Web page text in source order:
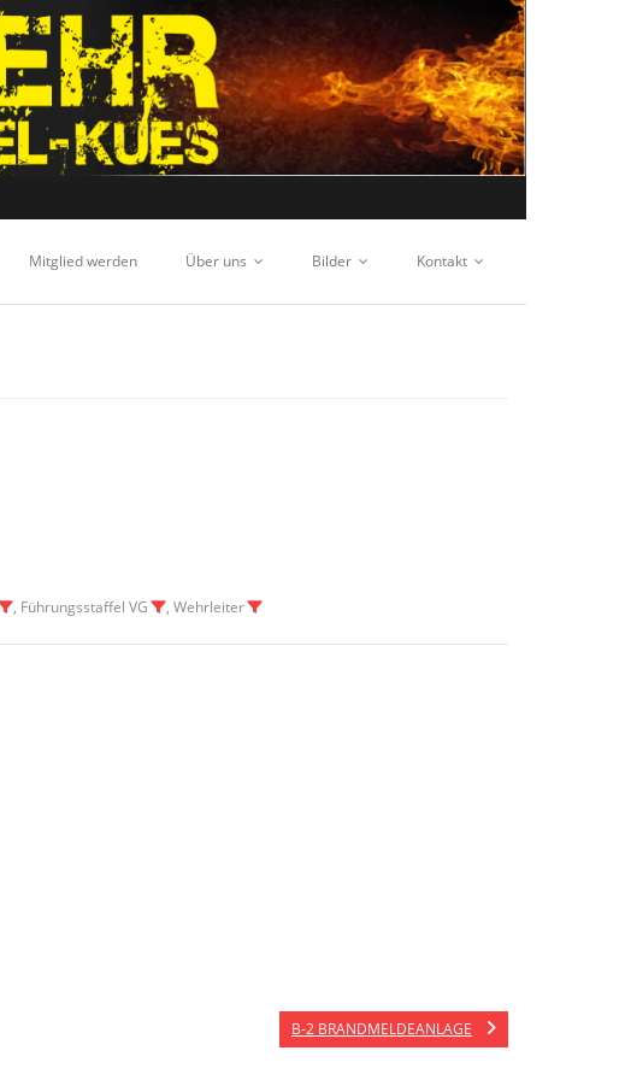
Mitglied werden Über uns Bilder Kontakt
, Führungsstaffel VG , Wehrleiter
B-2 BRANDMELDEANLAGE